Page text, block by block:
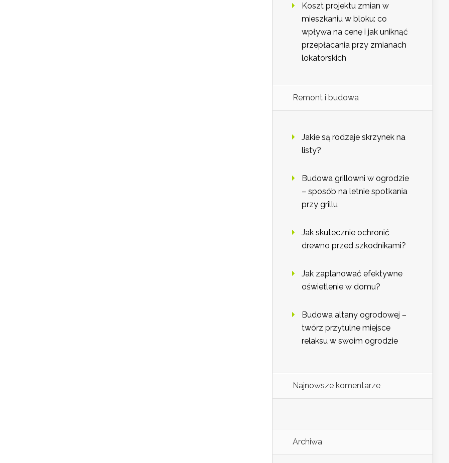
Koszt projektu zmian w
mieszkaniu w bloku: co
wpływa na cenę i jak uniknąć
przepłacania przy zmianach
lokatorskich
Remont i budowa
Jakie są rodzaje skrzynek na
listy?
Budowa grillowni w ogrodzie
– sposób na letnie spotkania
przy grillu
Jak skutecznie ochronić
drewno przed szkodnikami?
Jak zaplanować efektywne
oświetlenie w domu?
Budowa altany ogrodowej –
twórz przytulne miejsce
relaksu w swoim ogrodzie
Najnowsze komentarze
Archiwa